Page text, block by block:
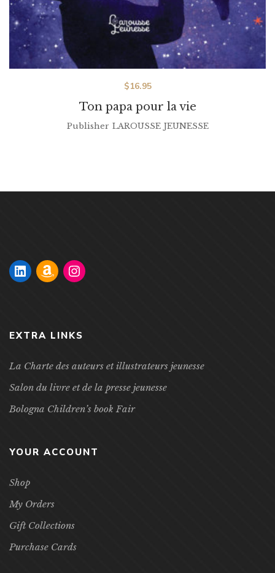
Ton papa pour la vie
$16.95
Publisher LAROUSSE JEUNESSE
EXTRA LINKS
La Charte des auteurs et illustrateurs jeunesse
Salon du livre et de la presse jeunesse
Bologna Children’s book Fair
YOUR ACCOUNT
Shop
My Orders
Gift Collections
Purchase Cards